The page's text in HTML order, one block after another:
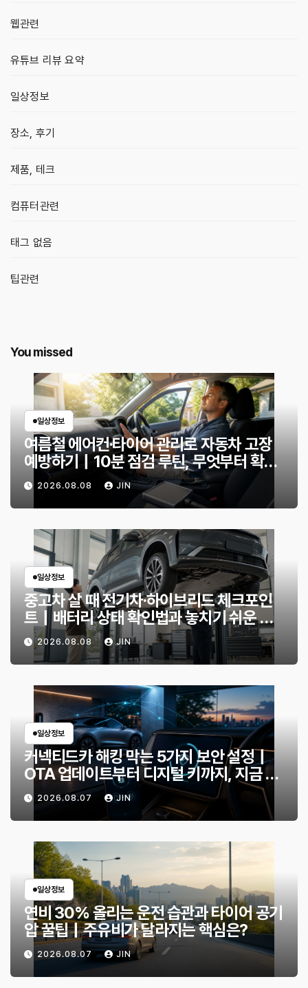
웹관련
유튜브 리뷰 요약
일상정보
장소, 후기
제품, 테크
컴퓨터관련
태그 없음
팁관련
You missed
일상정보
여름철 에어컨·타이어 관리로 자동차 고장
예방하기｜10분 점검 루틴, 무엇부터 확인
할까?
2026.08.08 JIN
일상정보
중고차 살 때 전기차·하이브리드 체크포인
트｜배터리 상태 확인법과 놓치기 쉬운 위
험 신호
2026.08.08 JIN
일상정보
커넥티드카 해킹 막는 5가지 보안 설정｜
OTA 업데이트부터 디지털 키까지, 지금 확
인할 것은?
2026.08.07 JIN
일상정보
연비 30% 올리는 운전 습관과 타이어 공기
압 꿀팁｜주유비가 달라지는 핵심은?
2026.08.07 JIN